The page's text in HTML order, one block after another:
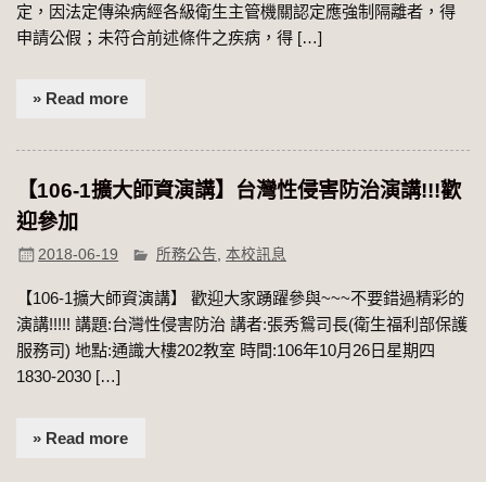
定，因法定傳染病經各級衛生主管機關認定應強制隔離者，得
申請公假；未符合前述條件之疾病，得 […]
» Read more
【106-1擴大師資演講】台灣性侵害防治演講!!!歡
迎參加
2018-06-19 所務公告,本校訊息
【106-1擴大師資演講】 歡迎大家踴躍參與~~~不要錯過精彩的
演講!!!!! 講題:台灣性侵害防治 講者:張秀鴛司長(衛生福利部保護
服務司) 地點:通識大樓202教室 時間:106年10月26日星期四
1830-2030 […]
» Read more